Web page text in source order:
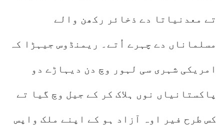
تے معدنیاتا دے ذخائر رکھن والے
مسلماناں دے چہرے اُتے۔ ریمنڈوس جیہڑا کہ
امریکی شہری سی لہور وچ دن دیہاڑے دو
پاکستانیاں نوں ہلاک کر کے جیل وچ گیا تے
کس طرح فیر اوہ آزاد ہو کے اپنے ملک واپس